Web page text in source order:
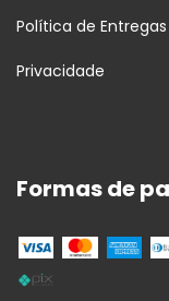
Política de Entregas
Privacidade
Formas de